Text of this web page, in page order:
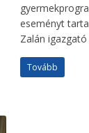
eseményt
Zalán
Tovább